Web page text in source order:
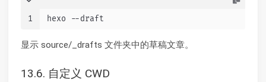
1 hexo --draft
显示 source/_drafts 文件夹中的草稿文章。
13.6. 自定义 CWD